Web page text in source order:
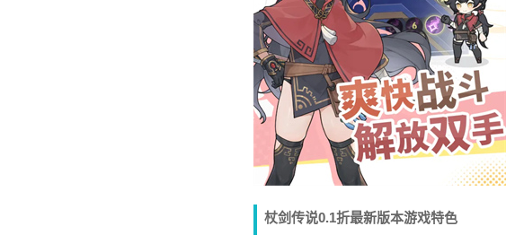
杖剑传说0.1折最新版本游戏特色